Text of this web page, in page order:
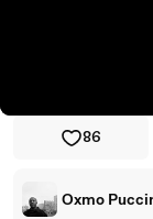
86
Oxmo